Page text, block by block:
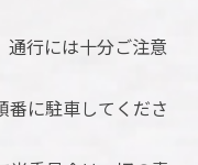
通行には十分ご注意
番に駐車してくださ